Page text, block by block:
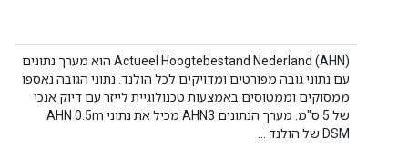
‫Actueel Hoogtebestand Nederland (AHN) הוא מערך נתונים
עם נתוני גובה מפורטים ומדויקים לכל הולנד. נתוני הגובה נאספו
ממסוקים וממטוסים באמצעות טכנולוגיית לייזר עם דיוק אנכי
של 5 ס"מ. מערך הנתונים AHN3 מכיל את נתוני AHN 0.5m
DSM של הולנד …